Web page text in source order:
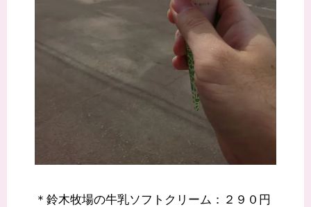
＊鈴木牧場の牛乳ソフトクリーム：２９０円